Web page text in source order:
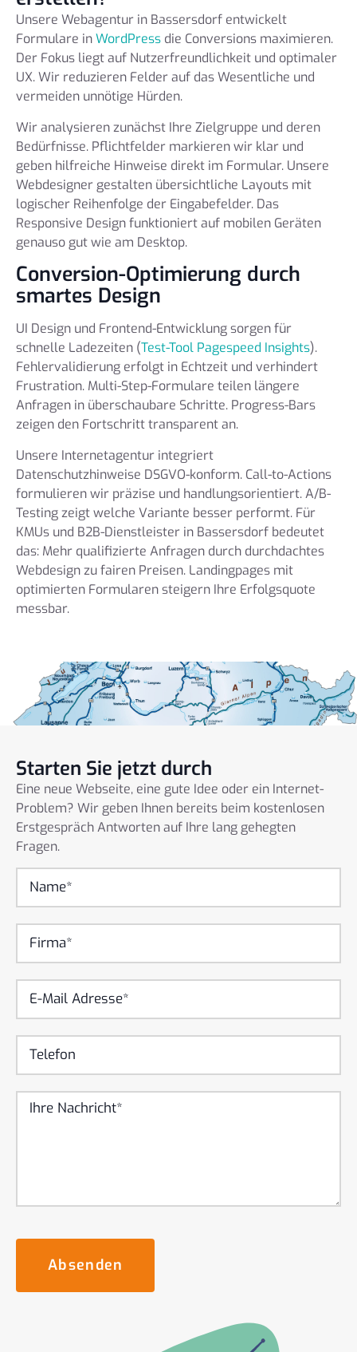
Unsere Webagentur in Bassersdorf entwickelt
Formulare inWordPress die Conversions maximieren.
Der Fokus liegt auf Nutzerfreundlichkeit und optimaler
UX. Wir reduzieren Felder auf das Wesentliche und
vermeiden unnötige Hürden.
Wir analysieren zunächst Ihre Zielgruppe und deren
Bedürfnisse. Pflichtfelder markieren wir klar und
geben hilfreiche Hinweise direkt im Formular. Unsere
Webdesigner gestalten übersichtliche Layouts mit
logischer Reihenfolge der Eingabefelder. Das
Responsive Design funktioniert auf mobilen Geräten
genauso gut wie am Desktop.
Conversion-Optimierung durch
smartes Design
UI Design und Frontend-Entwicklung sorgen für
schnelle Ladezeiten (Test-Tool Pagespeed Insights).
Fehlervalidierung erfolgt in Echtzeit und verhindert
Frustration. Multi-Step-Formulare teilen längere
Anfragen in überschaubare Schritte. Progress-Bars
zeigen den Fortschritt transparent an.
Unsere Internetagentur integriert
Datenschutzhinweise DSGVO-konform. Call-to-Actions
formulieren wir präzise und handlungsorientiert. A/B-
Testing zeigt welche Variante besser performt. Für
KMUs und B2B-Dienstleister in Bassersdorf bedeutet
das: Mehr qualifizierte Anfragen durch durchdachtes
Webdesign zu fairen Preisen. Landingpages mit
optimierten Formularen steigern Ihre Erfolgsquote
messbar.
Starten Sie jetzt durch
Eine neue Webseite, eine gute Idee oder ein Internet-
Problem? Wir geben Ihnen bereits beim kostenlosen
Erstgespräch Antworten auf Ihre lang gehegten
Fragen.
Absenden